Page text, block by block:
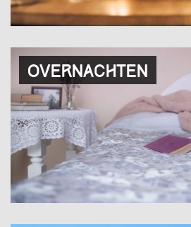
Overnachten